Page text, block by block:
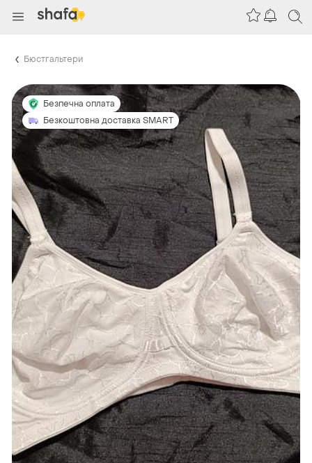
Бюстгальтери
Безпечна оплата
Безкоштовна доставка SMART